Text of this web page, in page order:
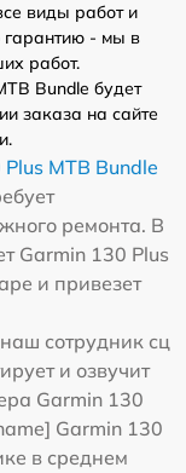
виды работ и
гарантию - мы в
работ.
Bundle будет
заказа на сайте
MTB Bundle
ремонта. В
Garmin 130 Plus
и привезет
сотрудник сц
и озвучит
Garmin 130
Garmin 130
в среднем